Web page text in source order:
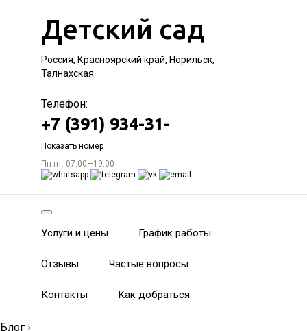
Детский сад
Россия, Красноярский край, Норильск,
Талнахская
Телефон:
+7 (391) 934-31-
Показать номер
Пн-пт: 07:00—19:00
Услуги и цены График работы
Отзывы Частые вопросы
Контакты Как добраться
Блог ›